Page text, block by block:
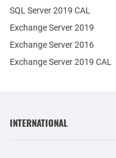
Exchange Server 2019
Exchange Server 2016
SQL Server 2019 CAL
Exchange Server 2019 CAL
INTERNATIONAL